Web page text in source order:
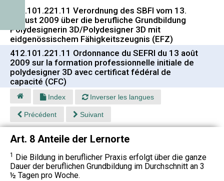
412.101.221.11 Verordnung des SBFI vom 13.
August 2009 über die berufliche Grundbildung
Polydesignerin 3D/Polydesigner 3D mit
eidgenössischem Fähigkeitszeugnis (EFZ)
412.101.221.11 Ordonnance du SEFRI du 13 août
2009 sur la formation professionnelle initiale de
polydesigner 3D avec certificat fédéral de
capacité (CFC)
Index Inverser les langues
Précédent Suivant
Art. 8 Anteile der Lernorte
1 Die Bildung in beruflicher Praxis erfolgt über die ganze
Dauer der beruflichen Grundbildung im Durchschnitt an 3
½ Tagen pro Woche.